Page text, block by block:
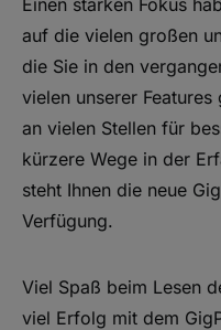
Einen starken Fokus
auf die vielen großen
die Sie in den
vielen unserer
an vielen Stellen für
kürzere Wege in der
steht Ihnen die neue
Verfügung.
Viel Spaß beim Lesen
viel Erfolg mit dem